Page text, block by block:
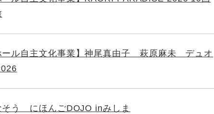
ール自主文化事業】神尾真由子 萩原麻未 デュオ
そう にほんごDOJO inみしま